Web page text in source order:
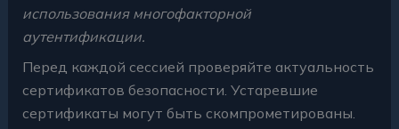
использования многофакторной
аутентификации.
Перед каждой сессией проверяйте актуальность
сертификатов безопасности. Устаревшие
сертификаты могут быть скомпрометированы.